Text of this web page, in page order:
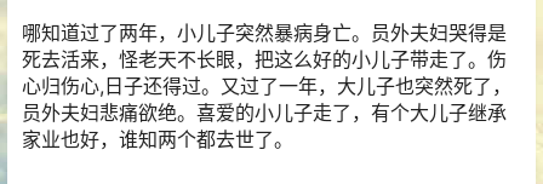
哪知道过了两年，小儿子突然暴病身亡。员外夫妇哭得是
死去活来，怪老天不长眼，把这么好的小儿子带走了。伤
心归伤心,日子还得过。又过了一年，大儿子也突然死了，
员外夫妇悲痛欲绝。喜爱的小儿子走了，有个大儿子继承
家业也好，谁知两个都去世了。